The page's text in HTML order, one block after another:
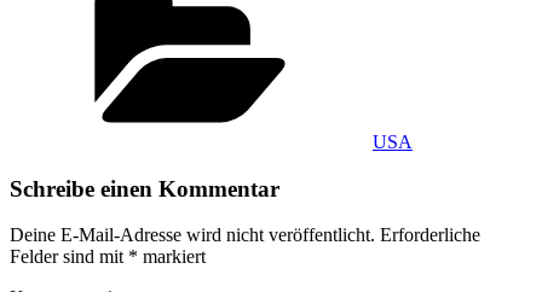
USA
Schreibe einen Kommentar
Deine E-Mail-Adresse wird nicht veröffentlicht. Erforderliche
Felder sind mit * markiert